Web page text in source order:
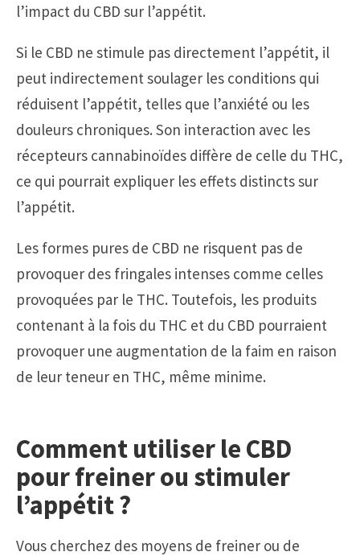
l’impact du CBD sur l’appétit.
Si le CBD ne stimule pas directement l’appétit, il
peut indirectement soulager les conditions qui
réduisent l’appétit, telles que l’anxiété ou les
douleurs chroniques. Son interaction avec les
récepteurs cannabinoïdes diffère de celle du THC,
ce qui pourrait expliquer les effets distincts sur
l’appétit.
Les formes pures de CBD ne risquent pas de
provoquer des fringales intenses comme celles
provoquées par le THC. Toutefois, les produits
contenant à la fois du THC et du CBD pourraient
provoquer une augmentation de la faim en raison
de leur teneur en THC, même minime.
Comment utiliser le CBD
pour freiner ou stimuler
l’appétit ?
Vous cherchez des moyens de freiner ou de